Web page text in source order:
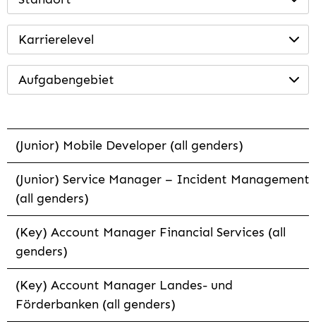
Karrierelevel
Aufgabengebiet
(Junior) Mobile Developer (all genders)
(Junior) Service Manager – Incident Management
(all genders)
(Key) Account Manager Financial Services (all
genders)
(Key) Account Manager Landes- und
Förderbanken (all genders)